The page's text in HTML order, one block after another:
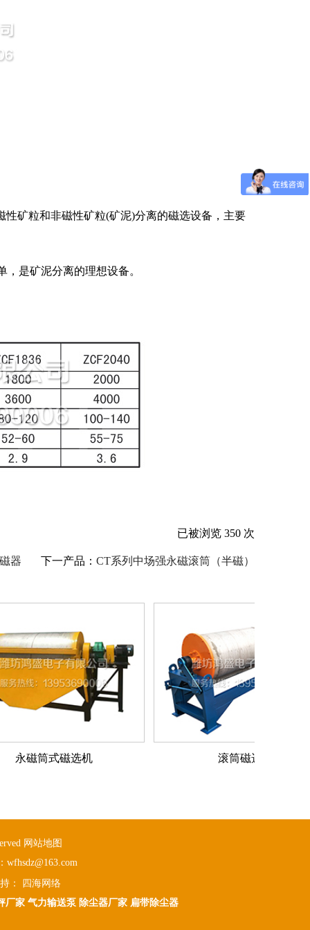
矿粒和非磁性矿粒(矿泥)分离的磁选设备，主要
是矿泥分离的理想设备。
已被浏览 350 次
器 下一产品： CT系列中场强永磁滚筒（半磁）
永磁筒式磁选机 滚筒磁选机
网站地图
：
四海网络
厂家 气力输送泵 除尘器厂家 扁带除尘器